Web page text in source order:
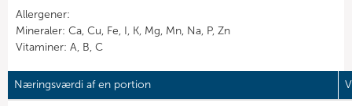
Allergener:
Mineraler: Ca, Cu, Fe, I, K, Mg, Mn, Na, P, Zn
Vitaminer: A, B, C
Næringsværdi af en portion